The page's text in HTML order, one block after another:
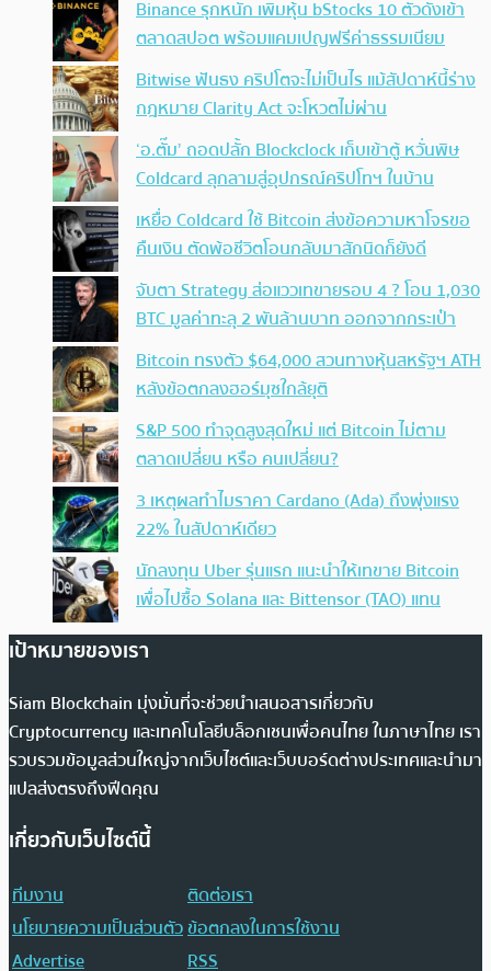
Binance รุกหนัก เพิ่มหุ้น bStocks 10 ตัวดังเข้า
ตลาดสปอต พร้อมแคมเปญฟรีค่าธรรมเนียม
Bitwise ฟันธง คริปโตจะไม่เป็นไร แม้สัปดาห์นี้ร่าง
กฎหมาย Clarity Act จะโหวตไม่ผ่าน
‘อ.ตั๊ม’ ถอดปลั้ก Blockclock เก็บเข้าตู้ หวั่นพิษ
Coldcard ลุกลามสู่อุปกรณ์คริปโทฯ ในบ้าน
เหยื่อ Coldcard ใช้ Bitcoin ส่งข้อความหาโจรขอ
คืนเงิน ตัดพ้อชีวิตโอนกลับมาสักนิดก็ยังดี
จับตา Strategy ส่อแววเทขายรอบ 4 ? โอน 1,030
BTC มูลค่าทะลุ 2 พันล้านบาท ออกจากกระเป๋า
Bitcoin ทรงตัว $64,000 สวนทางหุ้นสหรัฐฯ ATH
หลังข้อตกลงฮอร์มุซใกล้ยุติ
S&P 500 ทำจุดสูงสุดใหม่ แต่ Bitcoin ไม่ตาม
ตลาดเปลี่ยน หรือ คนเปลี่ยน?
3 เหตุผลทำไมราคา Cardano (Ada) ถึงพุ่งแรง
22% ในสัปดาห์เดียว
นักลงทุน Uber รุ่นแรก แนะนำให้เทขาย Bitcoin
เพื่อไปซื้อ Solana และ Bittensor (TAO) แทน
เป้าหมายของเรา
Siam Blockchain มุ่งมั่นที่จะช่วยนำเสนอสารเกี่ยวกับ
Cryptocurrency และเทคโนโลยีบล็อกเชนเพื่อคนไทย ในภาษาไทย เรา
รวบรวมข้อมูลส่วนใหญ่จากเว็บไซต์และเว็บบอร์ดต่างประเทศและนำมา
แปลส่งตรงถึงฟีดคุณ
เกี่ยวกับเว็บไซต์นี้
ทีมงาน
ติดต่อเรา
นโยบายความเป็นส่วนตัวข้อตกลงในการใช้งาน
Advertise
RSS